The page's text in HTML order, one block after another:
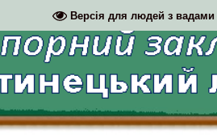
Версія для людей з вадами